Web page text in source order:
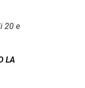
20 e
LA